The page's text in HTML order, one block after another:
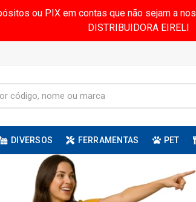
ou PIX em contas que não sejam a
DISTRIBUIDORA EIRELI
DIVERSOS FERRAMENTAS PET